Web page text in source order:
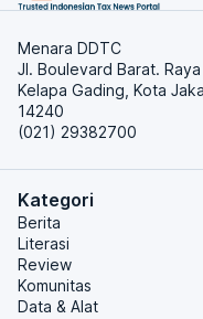
Menara DDTC
Jl. Boulevard Barat.
Kelapa Gading, Kota
14240
(021) 29382700
Kategori
Berita
Literasi
Review
Komunitas
Data & Alat